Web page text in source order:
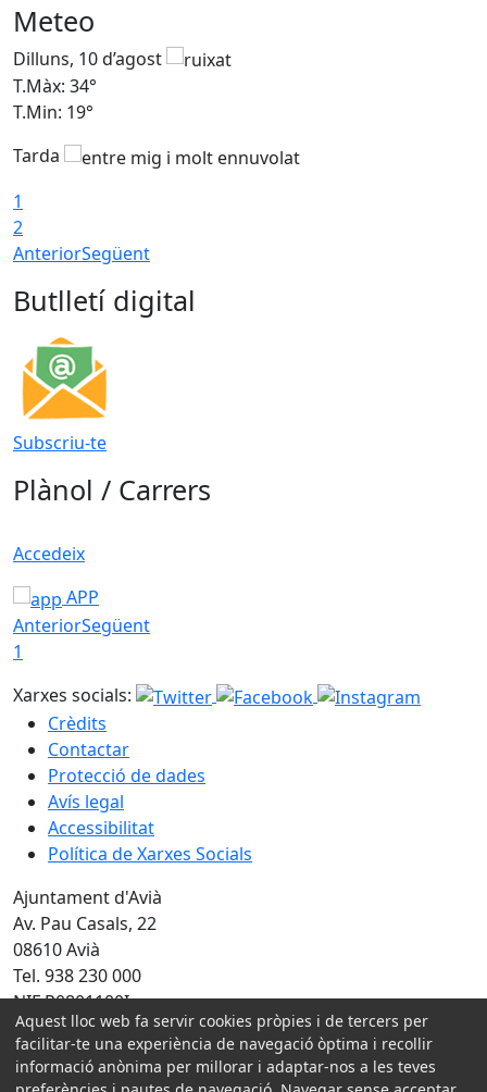
Meteo
Dilluns, 10 d’agost
T.Màx: 34°
T.Min: 19°
Tarda
1
2
AnteriorSegüent
Butlletí digital
Subscriu-te
Plànol / Carrers
Accedeix
APP
AnteriorSegüent
1
Xarxes socials:
Crèdits
Contactar
Protecció de dades
Avís legal
Accessibilitat
Política de Xarxes Socials
Ajuntament d'Avià
Av. Pau Casals, 22
08610 Avià
Tel. 938 230 000
NIF P0801100I
Amb la col·laboració de:
Aquest lloc web fa servir cookies pròpies i de tercers per
facilitar-te una experiència de navegació òptima i recollir
informació anònima per millorar i adaptar-nos a les teves